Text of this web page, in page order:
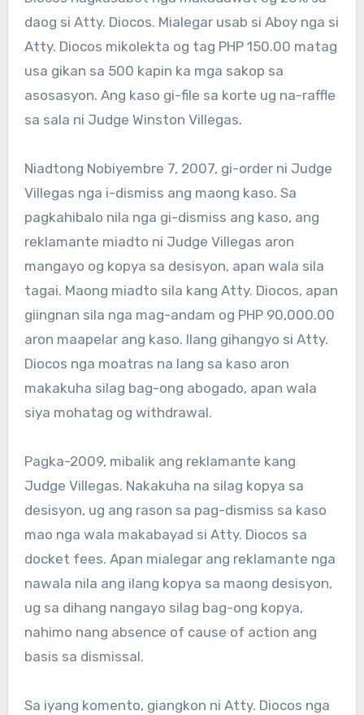
daog si Atty. Diocos. Mialegar usab si Aboy nga si
Atty. Diocos mikolekta og tag PHP 150.00 matag
usa gikan sa 500 kapin ka mga sakop sa
asosasyon. Ang kaso gi-file sa korte ug na-raffle
sa sala ni Judge Winston Villegas.
Niadtong Nobiyembre 7, 2007, gi-order ni Judge
Villegas nga i-dismiss ang maong kaso. Sa
pagkahibalo nila nga gi-dismiss ang kaso, ang
reklamante miadto ni Judge Villegas aron
mangayo og kopya sa desisyon, apan wala sila
tagai. Maong miadto sila kang Atty. Diocos, apan
giingnan sila nga mag-andam og PHP 90,000.00
aron maapelar ang kaso. Ilang gihangyo si Atty.
Diocos nga moatras na lang sa kaso aron
makakuha silag bag-ong abogado, apan wala
siya mohatag og withdrawal.
Pagka-2009, mibalik ang reklamante kang
Judge Villegas. Nakakuha na silag kopya sa
desisyon, ug ang rason sa pag-dismiss sa kaso
mao nga wala makabayad si Atty. Diocos sa
docket fees. Apan mialegar ang reklamante nga
nawala nila ang ilang kopya sa maong desisyon,
ug sa dihang nangayo silag bag-ong kopya,
nahimo nang absence of cause of action ang
basis sa dismissal.
Sa iyang komento, giangkon ni Atty. Diocos nga